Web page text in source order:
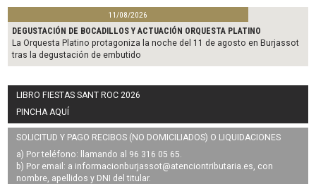
11/08/2026
DEGUSTACIÓN DE BOCADILLOS Y ACTUACIÓN ORQUESTA PLATINO
La Orquesta Platino protagoniza la noche del 11 de agosto en Burjassot
tras la degustación de embutido
LIBRO FIESTAS SANT ROC 2026
PINCHA AQUÍ
SOLICITUD Y PAGO RECIBOS (NO DOMICILIADOS) O LIQUIDACIONES
a) Por teléfono: llamando al 96 316 05 65.
b) Por email: a informacionburjassot@atenciontributaria.es, con
nombre, apellidos y DNI del titular.